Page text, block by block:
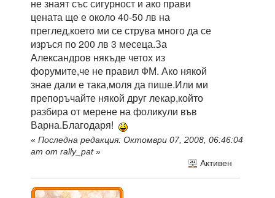
не знаят със сигурност и ако прави
цената ще е около 40-50 лв на
преглед,което ми се струва много да се
изръся по 200 лв 3 месеца.За
Александров някъде четох из
форумите,че не правил ФМ. Ако някой
знае дали е така,моля да пише.Или ми
препоръчайте някой друг лекар,който
разбира от мерене на фоликули във
Варна.Благодаря!
« Последна редакция: Октомври 07, 2008, 06:46:04
am от rally_pat»
Активен